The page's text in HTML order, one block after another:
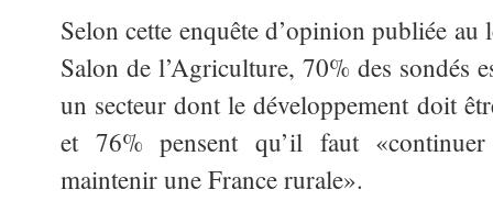
Selon cette enquête d’opinion publiée
Salon de l’Agriculture, 70% des sondés
un secteur dont le développement doit
et 76% pensent qu’il faut
maintenir une France rurale».